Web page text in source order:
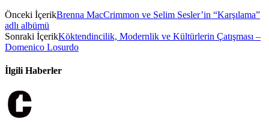
Önceki İçerikBrenna MacCrimmon ve Selim Sesler’in “Karşılama”
adlı albümü
Sonraki İçerikKöktendincilik, Modernlik ve Kültürlerin Çatışması –
Domenico Losurdo
İlgili Haberler